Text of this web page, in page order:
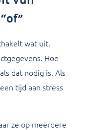
wat uit.
Hoe
dat nodig is. Als
tijd aan stress
ze op meerdere